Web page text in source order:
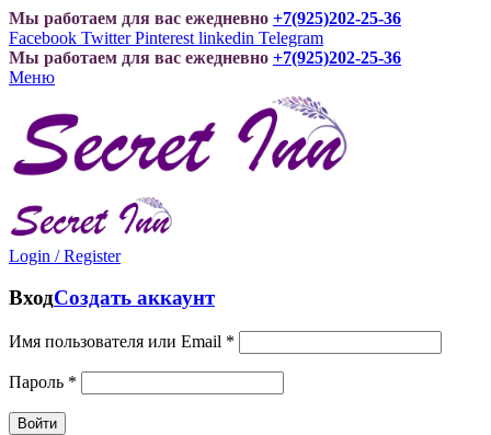
Мы работаем для вас ежедневно +7(925)202-25-36
Facebook Twitter Pinterest linkedin Telegram
Мы работаем для вас ежедневно +7(925)202-25-36
Меню
Login / Register
ВходСоздать аккаунт
Имя пользователя или Email *
Пароль *
Войти